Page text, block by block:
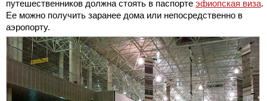
путешественников должна стоять в паспорте эфиопская виза.
Ее можно получить заранее дома или непосредственно в
аэропорту.